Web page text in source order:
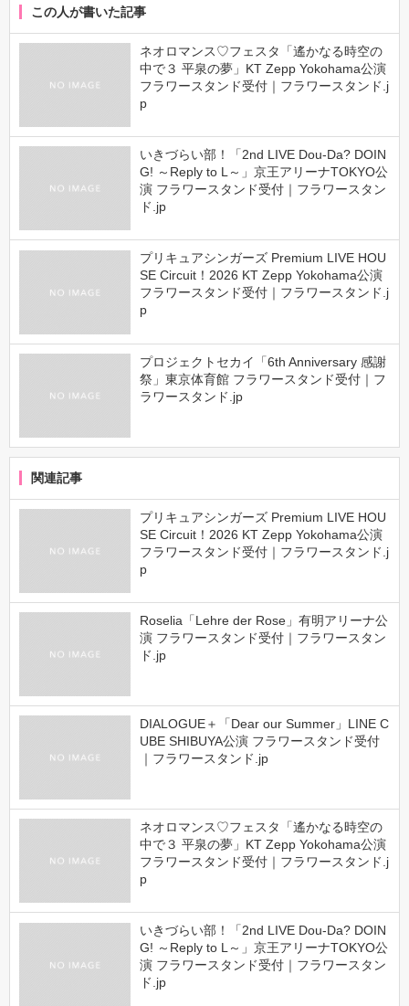
この人が書いた記事
ネオロマンス♡フェスタ「遙かなる時空の
中で３ 平泉の夢」KT Zepp Yokohama公演
フラワースタンド受付｜フラワースタンド.j
p
いきづらい部！「2nd LIVE Dou-Da? DOIN
G! ～Reply to L～」京王アリーナTOKYO公
演 フラワースタンド受付｜フラワースタン
ド.jp
プリキュアシンガーズ Premium LIVE HOU
SE Circuit！2026 KT Zepp Yokohama公演
フラワースタンド受付｜フラワースタンド.j
p
プロジェクトセカイ「6th Anniversary 感謝
祭」東京体育館 フラワースタンド受付｜フ
ラワースタンド.jp
関連記事
プリキュアシンガーズ Premium LIVE HOU
SE Circuit！2026 KT Zepp Yokohama公演
フラワースタンド受付｜フラワースタンド.j
p
Roselia「Lehre der Rose」有明アリーナ公
演 フラワースタンド受付｜フラワースタン
ド.jp
DIALOGUE＋「Dear our Summer」LINE C
UBE SHIBUYA公演 フラワースタンド受付
｜フラワースタンド.jp
ネオロマンス♡フェスタ「遙かなる時空の
中で３ 平泉の夢」KT Zepp Yokohama公演
フラワースタンド受付｜フラワースタンド.j
p
いきづらい部！「2nd LIVE Dou-Da? DOIN
G! ～Reply to L～」京王アリーナTOKYO公
演 フラワースタンド受付｜フラワースタン
ド.jp